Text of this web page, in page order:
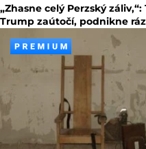
„Zhasne celý Perzský
Trump zaútočí, podnikne